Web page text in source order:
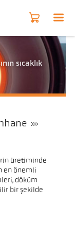
sıcaklık
üretiminde
en önemli
döküm
bir şekilde